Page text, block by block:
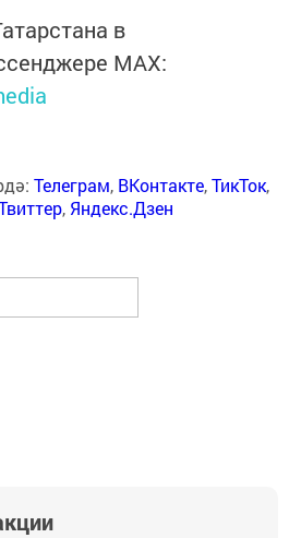
в
MАХ:
Телеграм, ВКонтакте,ТикТок,
, Яндекс.Дзен